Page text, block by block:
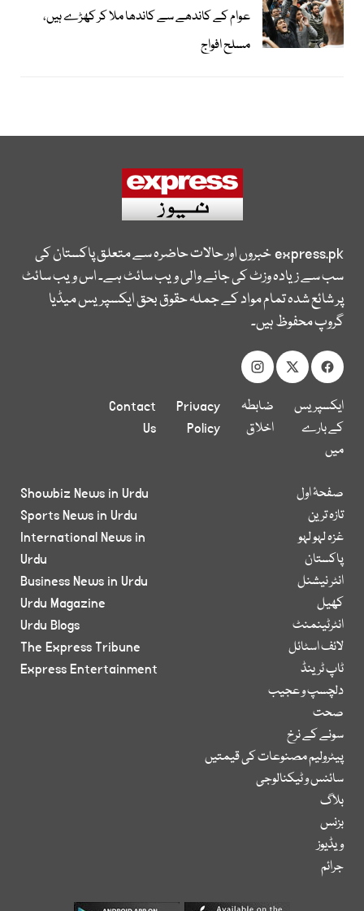
عوام کے کاندھے سے کاندھا ملا کر کھڑے ہیں،
مسلح افواج
express.pkخبروں اور حالات حاضرہ سے متعلق پاکستان کی
سب سے زیادہ وزٹ کی جانے والی ویب سائٹ ہے۔ اس ویب سائٹ
پر شائع شدہ تمام مواد کے جملہ حقوق بحق ایکسپریس میڈیا
گروپ محفوظ ہیں۔
ایکسپریس
کے بارے
میں
ضابطہ
اخلاق
Privacy
Policy
Contact
Us
صفحۂ اول
تازہ ترین
غزہ لہو لہو
پاکستان
انٹر نیشنل
کھیل
انٹرٹینمنٹ
لائف اسٹائل
ٹاپ ٹرینڈ
دلچسپ و عجیب
صحت
سونے کے نرخ
پیٹرولیم مصنوعات کی قیمتیں
سائنس و ٹیکنالوجی
بلاگ
بزنس
ویڈیوز
جرائم
Showbiz News in Urdu
Sports News in Urdu
International News in
Urdu
Business News in Urdu
Urdu Magazine
Urdu Blogs
The Express Tribune
Express Entertainment